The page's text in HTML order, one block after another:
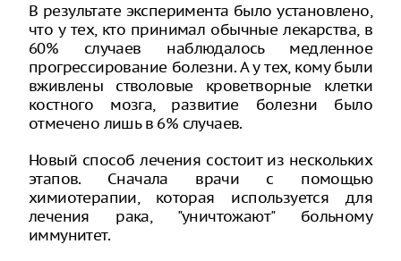
В результате эксперимента было установлено,
что у тех, кто принимал обычные лекарства, в
60% случаев наблюдалось медленное
прогрессирование болезни. А у тех, кому были
вживлены стволовые кроветворные клетки
костного мозга, развитие болезни было
отмечено лишь в 6% случаев.
Новый способ лечения состоит из нескольких
этапов. Сначала врачи с помощью
химиотерапии, которая используется для
лечения рака, "уничтожают" больному
иммунитет.